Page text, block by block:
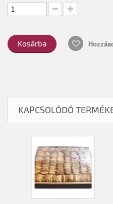
Kosárba
KAPCSOLÓDÓ